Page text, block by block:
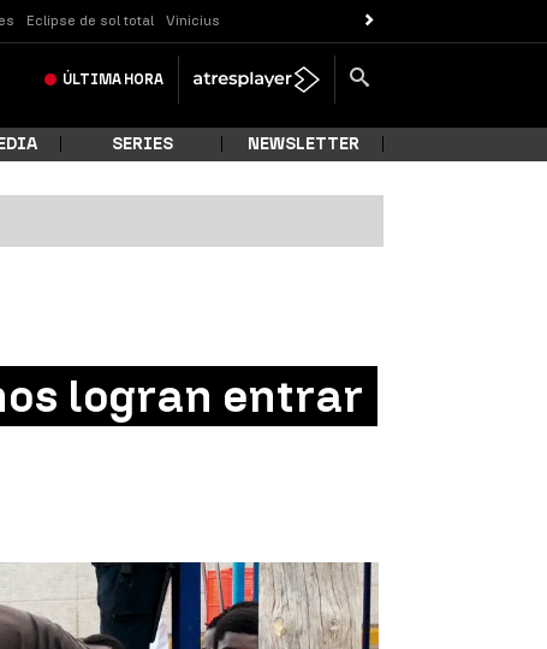
Eclipse de sol total Vinicius
ÚLTIMA HORA
SERIES NEWSLETTER
logran entrar
logran entrar en Melilla saltando la valla |EFE